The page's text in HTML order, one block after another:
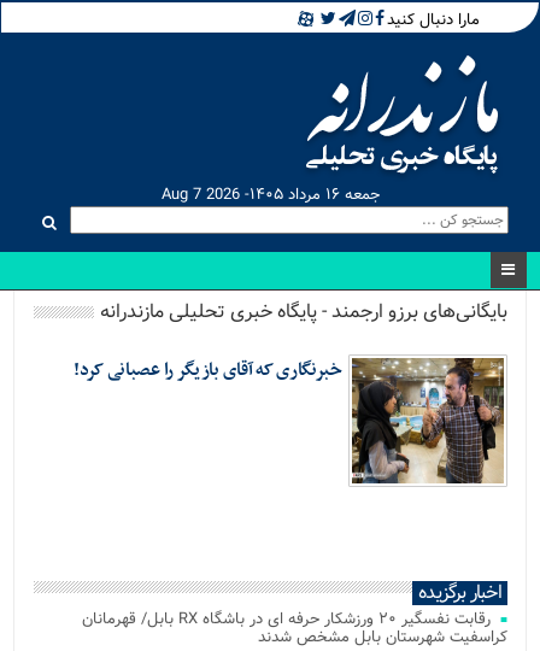
مارا دنبال کنید
جمعه ۱۶ مرداد ۱۴۰۵- Aug 7 2026
بایگانی‌های برزو ارجمند - پایگاه خبری تحلیلی مازندرانه
خبرنگاری که آقای بازیگر را عصبانی کرد!
اخبار برگزیده
رقابت نفسگیر ۲۰ ورزشکار حرفه ای در باشگاه RX بابل/ قهرمانان
کراسفیت شهرستان بابل مشخص شدند